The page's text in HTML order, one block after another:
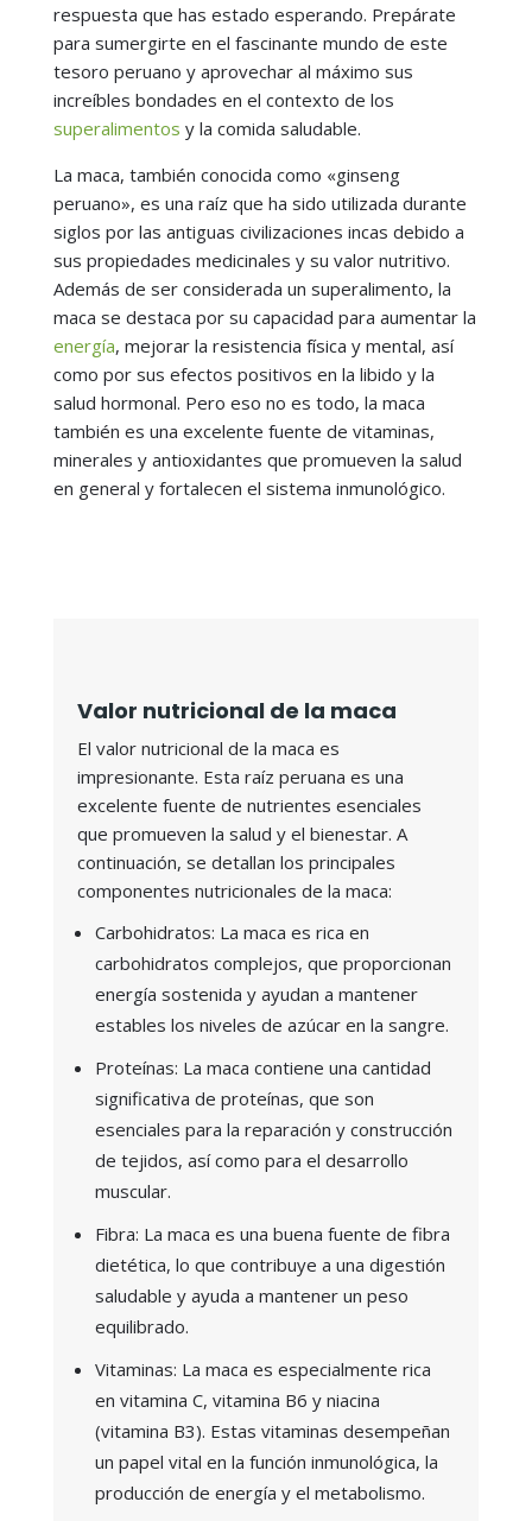
respuesta que has estado esperando. Prepárate
para sumergirte en el fascinante mundo de este
tesoro peruano y aprovechar al máximo sus
increíbles bondades en el contexto de los
superalimentos y la comida saludable.
La maca, también conocida como «ginseng
peruano», es una raíz que ha sido utilizada durante
siglos por las antiguas civilizaciones incas debido a
sus propiedades medicinales y su valor nutritivo.
Además de ser considerada un superalimento, la
maca se destaca por su capacidad para aumentar la
energía, mejorar la resistencia física y mental, así
como por sus efectos positivos en la libido y la
salud hormonal. Pero eso no es todo, la maca
también es una excelente fuente de vitaminas,
minerales y antioxidantes que promueven la salud
en general y fortalecen el sistema inmunológico.
Valor nutricional de la maca
El valor nutricional de la maca es
impresionante. Esta raíz peruana es una
excelente fuente de nutrientes esenciales
que promueven la salud y el bienestar. A
continuación, se detallan los principales
componentes nutricionales de la maca:
Carbohidratos: La maca es rica en
carbohidratos complejos, que proporcionan
energía sostenida y ayudan a mantener
estables los niveles de azúcar en la sangre.
Proteínas: La maca contiene una cantidad
significativa de proteínas, que son
esenciales para la reparación y construcción
de tejidos, así como para el desarrollo
muscular.
Fibra: La maca es una buena fuente de fibra
dietética, lo que contribuye a una digestión
saludable y ayuda a mantener un peso
equilibrado.
Vitaminas: La maca es especialmente rica
en vitamina C, vitamina B6 y niacina
(vitamina B3). Estas vitaminas desempeñan
un papel vital en la función inmunológica, la
producción de energía y el metabolismo.